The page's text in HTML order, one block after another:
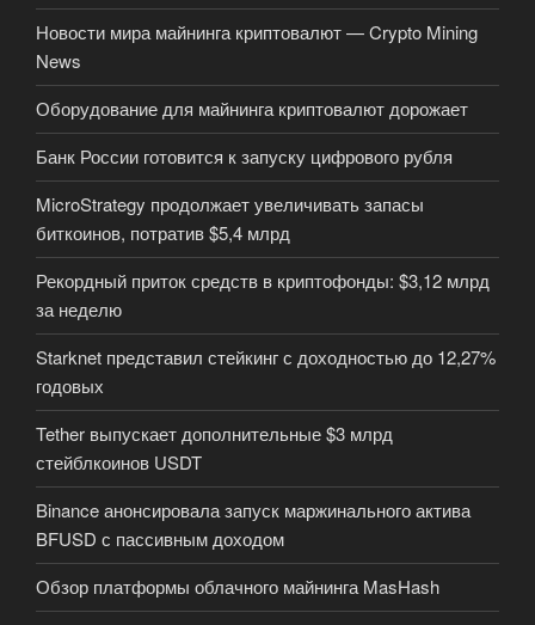
Новости мира майнинга криптовалют — Crypto Mining
News
Оборудование для майнинга криптовалют дорожает
Банк России готовится к запуску цифрового рубля
MicroStrategy продолжает увеличивать запасы
биткоинов, потратив $5,4 млрд
Рекордный приток средств в криптофонды: $3,12 млрд
за неделю
Starknet представил стейкинг с доходностью до 12,27%
годовых
Tether выпускает дополнительные $3 млрд
стейблкоинов USDT
Binance анонсировала запуск маржинального актива
BFUSD с пассивным доходом
Обзор платформы облачного майнинга MasHash